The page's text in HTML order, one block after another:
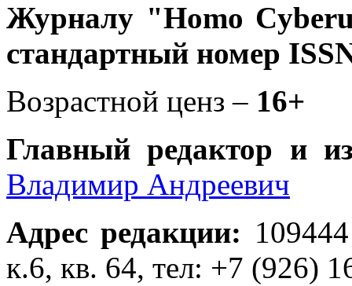
Журналу "Homo
стандартный номер
Возрастной ценз – 16+
Главный редактор и
Владимир Андреевич
Адрес редакции:
к.6, кв. 64, тел: +7 (926)